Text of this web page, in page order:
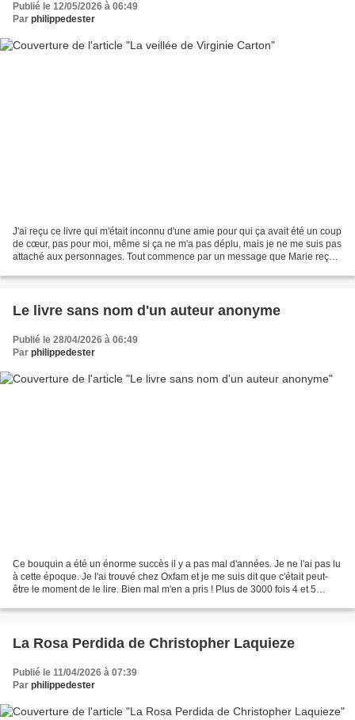
Publié le 12/05/2026 à 06:49
Par philippedester
J'ai reçu ce livre qui m'était inconnu d'une amie pour qui ça avait été un coup
de cœur, pas pour moi, même si ça ne m'a pas déplu, mais je ne me suis pas
attaché aux personnages. Tout commence par un message que Marie reçoit
Le livre sans nom d'un auteur anonyme
Publié le 28/04/2026 à 06:49
Par philippedester
Ce bouquin a été un énorme succès il y a pas mal d'années. Je ne l'ai pas lu
à cette époque. Je l'ai trouvé chez Oxfam et je me suis dit que c'était peut-
être le moment de le lire. Bien mal m'en a pris ! Plus de 3000 fois 4 et 5
La Rosa Perdida de Christopher Laquieze
Publié le 11/04/2026 à 07:39
Par philippedester